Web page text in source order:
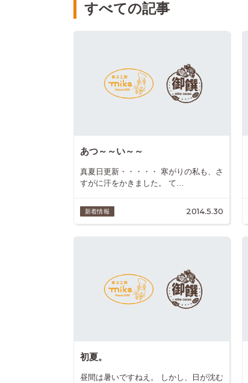
すべての記事
あつ～～い～～
真夏日更新・・・・・ 寒がりの私も、さ
すがに汗をかきました。 て…
新着情報 2014.5.30
初夏。
昼間は暑いですねえ。 しかし、日が沈む